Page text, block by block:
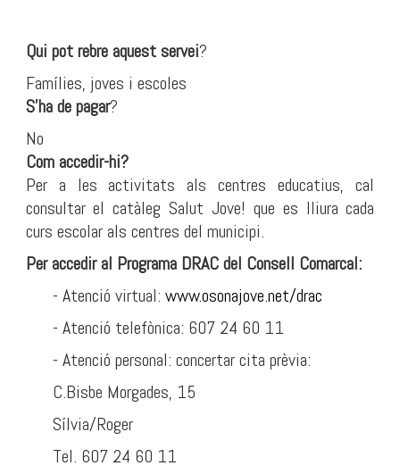
Qui pot rebre aquest servei?
Famílies, joves i escoles
S'ha de pagar?
No
Com accedir-hi?
Per a les activitats als centres educatius, cal
consultar el catàleg Salut Jove! que es lliura cada
curs escolar als centres del municipi.
Per accedir al Programa DRAC del Consell Comarcal:
- Atenció virtual: www.osonajove.net/drac
- Atenció telefònica: 607 24 60 11
- Atenció personal: concertar cita prèvia:
C.Bisbe Morgades, 15
Sílvia/Roger
Tel. 607 24 60 11